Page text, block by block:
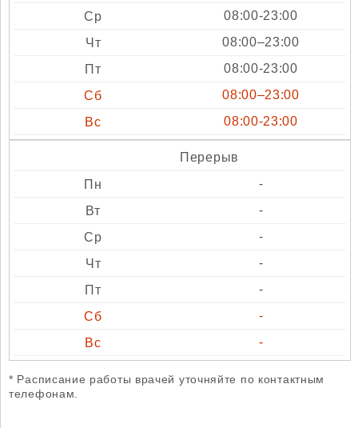
08:00-23:00
08:00–23:00
08:00-23:00
08:00–23:00
08:00-23:00
Перерыв
-
-
-
-
-
-
-
* Расписание работы врачей уточняйте по контактным
телефонам.